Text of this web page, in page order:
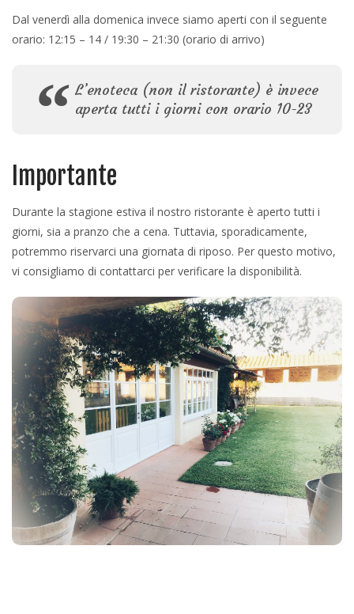
Dal venerdì alla domenica invece siamo aperti con il seguente
orario: 12:15 – 14 / 19:30 – 21:30 (orario di arrivo)
L’enoteca (non il ristorante) è invece
aperta tutti i giorni con orario 10-23
Importante
Durante la stagione estiva il nostro ristorante è aperto tutti i
giorni, sia a pranzo che a cena. Tuttavia, sporadicamente,
potremmo riservarci una giornata di riposo. Per questo motivo,
vi consigliamo di contattarci per verificare la disponibilità.